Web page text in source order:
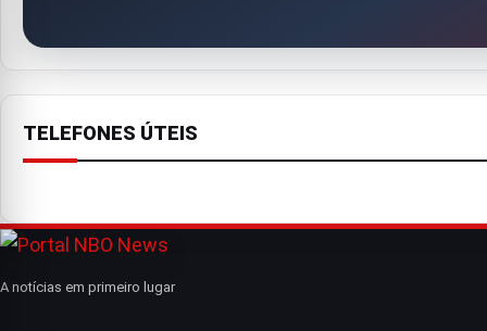
TELEFONES ÚTEIS
A notícias em primeiro lugar